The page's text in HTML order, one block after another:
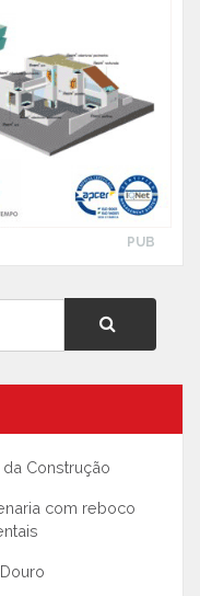
PUB
Construção
com reboco